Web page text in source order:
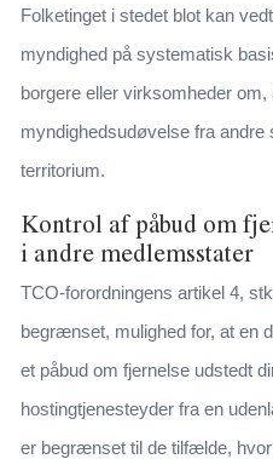
Folketinget i stedet blot kan
myndighed på systematisk
borgere eller virksomheder om,
myndighedsudøvelse fra andre
territorium.
Kontrol af påbud om
i andre medlemsstater
TCO-forordningens artikel 4,
begrænset, mulighed for, at en
et påbud om fjernelse udstedt
hostingtjenesteyder fra en
er begrænset til de tilfælde,